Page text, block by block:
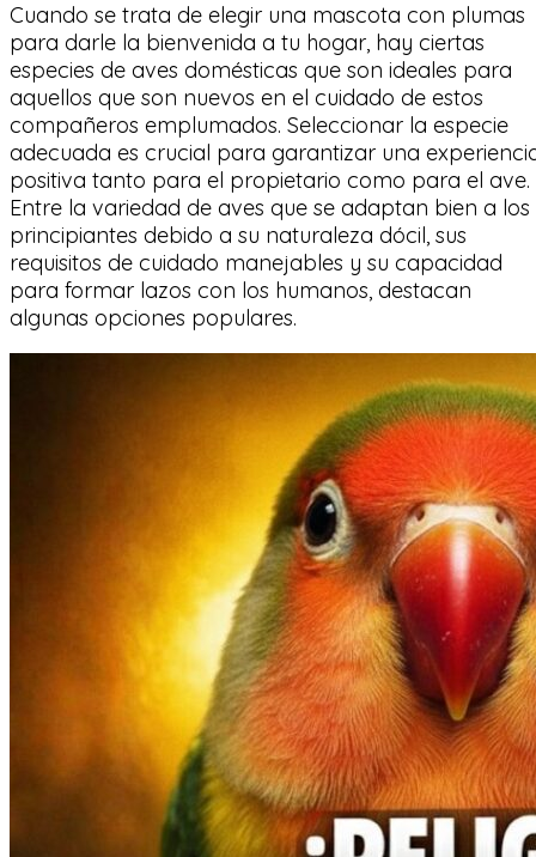
Cuando se trata de elegir una mascota con plumas
para darle la bienvenida a tu hogar, hay ciertas
especies de aves domésticas que son ideales para
aquellos que son nuevos en el cuidado de estos
compañeros emplumados. Seleccionar la especie
adecuada es crucial para garantizar una
positiva tanto para el propietario como para el ave.
Entre la variedad de aves que se adaptan bien a los
principiantes debido a su naturaleza dócil, sus
requisitos de cuidado manejables y su capacidad
para formar lazos con los humanos, destacan
algunas opciones populares.